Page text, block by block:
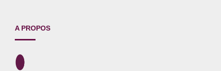
A PROPOS